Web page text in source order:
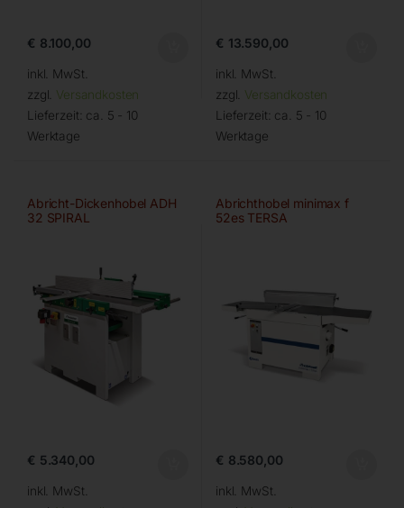
€ 8.100,00
inkl. MwSt.
zzgl. Versandkosten
Lieferzeit: ca. 5 - 10
Werktage
€ 13.590,00
inkl. MwSt.
zzgl. Versandkosten
Lieferzeit: ca. 5 - 10
Werktage
Abricht-Dickenhobel ADH
32 SPIRAL
€ 5.340,00
inkl. MwSt.
Abrichthobel minimax f
52es TERSA
€ 8.580,00
inkl. MwSt.